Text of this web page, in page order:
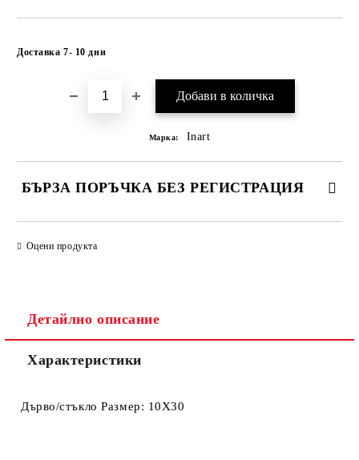
Доставка 7- 10 дни
Марка: Inart
БЪРЗА ПОРЪЧКА БЕЗ РЕГИСТРАЦИЯ
Оцени продукта
Детайлно описание
Характеристики
Дърво/стъкло Размер: 10X30